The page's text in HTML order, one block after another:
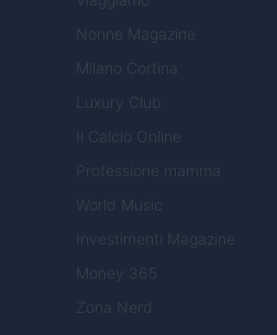
Nonne Magazine
Milano Cortina
Luxury Club
Il Calcio Online
Professione mamma
World Music
Investimenti Magazine
Money 365
Zona Nerd